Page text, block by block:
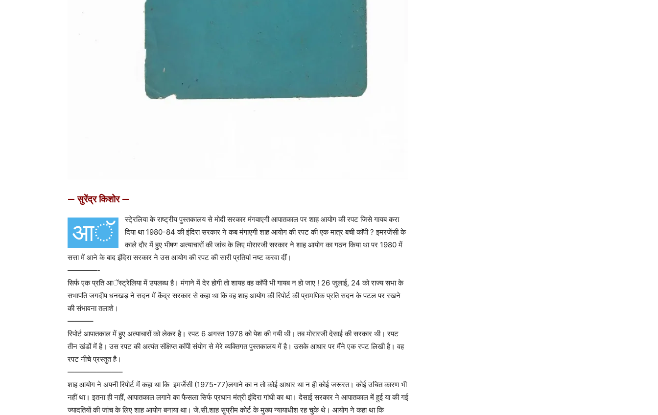
— सुरेंद्र किशोर —
आॅ
स्टे्रलिया के राष्ट्रीय पुस्तकालय से मोदी सरकार मंगवाएगी आपातकाल पर शाह आयोग की रपट जिसे गायब करा
दिया था 1980-84 की इंदिरा सरकार ने कब मंगाएगी शाह आयोग की रपट की एक मात्र बची काॅपी ? इमरजेंसी के
काले दौर में हुए भीषण अत्याचारों की जांच के लिए मोरारजी सरकार ने शाह आयोग का गठन किया था पर 1980 में
सत्ता में आने के बाद इंदिरा सरकार ने उस आयोग की रपट की सारी प्रतियां नष्ट करवा दीं।
————-
सिर्फ एक प्रति आॅस्ट्रेलिया में उपलब्ध है। मंगाने में देर होगी तो शायह वह काॅपी भी गायब न हो जाए ! 26 जुलाई, 24 को राज्य सभा के
सभापति जगदीप धनखड़ ने सदन में केंद्र सरकार से कहा था कि वह शाह आयोग की रिपोर्ट की प्रामणिक प्रति सदन के पटल पर रखने
की संभावना तलाशे।
———–
रिपोर्ट आपातकाल में हुए अत्याचारों को लेकर है। रपट 6 अगस्त 1978 को पेश की गयी थी। तब मोरारजी देसाई की सरकार थी। रपट
तीन खंडों में है। उस रपट की अत्यंत संक्षिप्त काॅपी संयोग से मेरे व्यक्तिगत पुस्तकालय में है। उसके आधार पर मैंने एक रपट लिखी है। वह
रपट नीचे प्रस्तुत है।
———————–
शाह आयोग ने अपनी रिपोर्ट में कहा था कि इमर्जेंसी (1975-77)लगाने का न तो कोई आधार था न ही कोई जरूरत। कोई उचित कारण भी
नहीं था। इतना ही नहीं, आपातकाल लगाने का फैसला सिर्फ प्रधान मंत्री इंदिरा गांधी का था। देसाई सरकार ने आपातकाल में हुई या की गई
ज्यादतियों की जांच के लिए शाह आयोग बनाया था। जे.सी.शाह सुप्रीम कोर्ट के मुख्य न्यायाधीश रह चुके थे। आयोग ने कहा था कि